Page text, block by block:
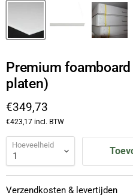
Premium
platen)
Huidige prijs
€349,73
€423,17 incl. BTW
Hoeveelheid
Verzendkosten & levertijden